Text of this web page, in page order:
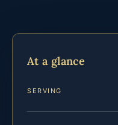
At a glance
SERVING